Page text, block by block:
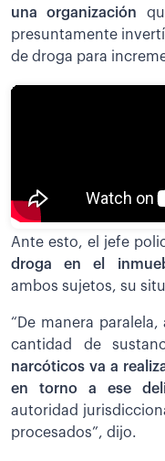
una organización
presuntamente
de droga para
Ante esto, el jefe
droga en el
ambos sujetos, su
“De manera
cantidad de
narcóticos va a
en torno a ese
autoridad
procesados”, dijo.